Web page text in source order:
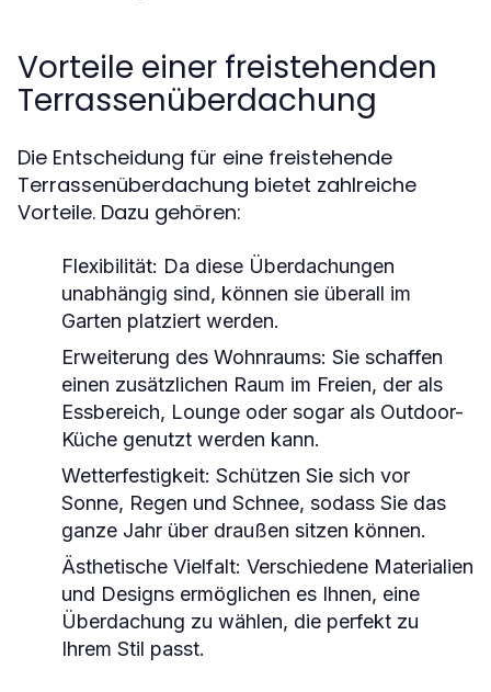
Vorteile einer freistehenden
Terrassenüberdachung
Die Entscheidung für eine freistehende
Terrassenüberdachung bietet zahlreiche
Vorteile. Dazu gehören:
Flexibilität: Da diese Überdachungen
unabhängig sind, können sie überall im
Garten platziert werden.
Erweiterung des Wohnraums: Sie schaffen
einen zusätzlichen Raum im Freien, der als
Essbereich, Lounge oder sogar als Outdoor-
Küche genutzt werden kann.
Wetterfestigkeit: Schützen Sie sich vor
Sonne, Regen und Schnee, sodass Sie das
ganze Jahr über draußen sitzen können.
Ästhetische Vielfalt: Verschiedene Materialien
und Designs ermöglichen es Ihnen, eine
Überdachung zu wählen, die perfekt zu
Ihrem Stil passt.